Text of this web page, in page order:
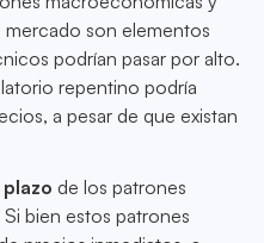
son elementos
podrían pasar por alto.
repentino podría
a pesar de que existan
de los patrones
bien estos patrones